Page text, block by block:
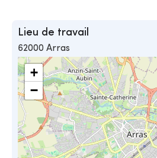
Lieu de travail
62000 Arras
+
−